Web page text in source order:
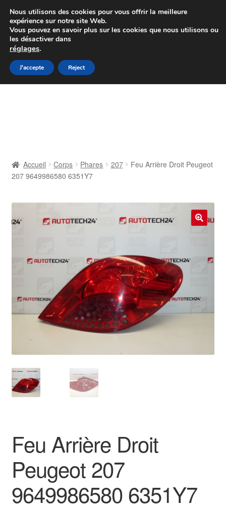
Colissimo livraison à partir de 7 EUR
Du lundi au vendredi de 9 h à 16 h
Aller
à
Aller
au
Contact
Livraison
Mon compte
Panier
Plainte
Politique de confidentialité
Procédure de Réclamation
Accueil Corps Phares 207
Feu Arrière Droit Peugeot
207 9649986580 6351Y7
Feu Arrière Droit
Peugeot 207
9649986580 6351Y7
Nous utilisons des cookies pour vous offrir la meilleure
expérience sur notre site Web.
Vous pouvez en savoir plus sur les cookies que nous utilisons ou
les désactiver dans
réglages.
J'accepte Reject